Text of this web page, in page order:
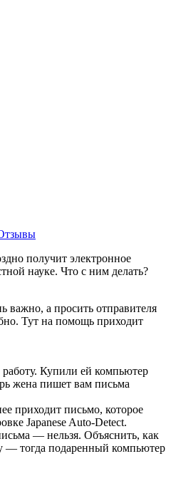
получит электронное
науке. Что с ним делать?
важно, а просить отправителя
Тут на помощь приходит
Купили ей компьютер
жена пишет вам письма
приходит письмо, которое
Japanese Auto-Detect.
— нельзя. Объяснить, как
— тогда подаренный компьютер